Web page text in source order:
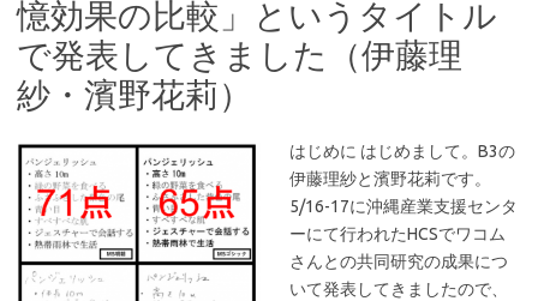
憶効果の比較」というタイトル
で発表してきました（伊藤理
紗・濱野花莉）
はじめに はじめまして。B3の
伊藤理紗と濱野花莉です。
5/16-17に沖縄産業支援センタ
ーにて行われたHCSでワコム
さんとの共同研究の成果につ
いて発表してきましたので、